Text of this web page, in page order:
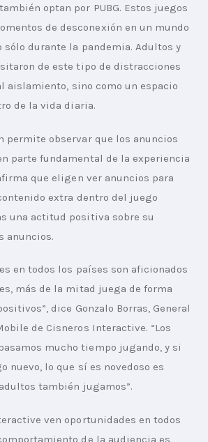
optan por PUBG. Estos juegos
de desconexión en un mundo
sólo durante la pandemia. Adultos y
de este tipo de distracciones
aislamiento, sino como un espacio
de la vida diaria.
permite observar que los anuncios
parte fundamental de la experiencia
que eligen ver anuncios para
extra dentro del juego
una actitud positiva sobre su
anuncios.
en todos los países son aficionados
más de la mitad juega de forma
dice Gonzalo Borras, General
de Cisneros Interactive. “Los
mucho tiempo jugando, y si
nuevo, lo que sí es novedoso es
también jugamos”.
ven oportunidades en todos
de la audiencia es